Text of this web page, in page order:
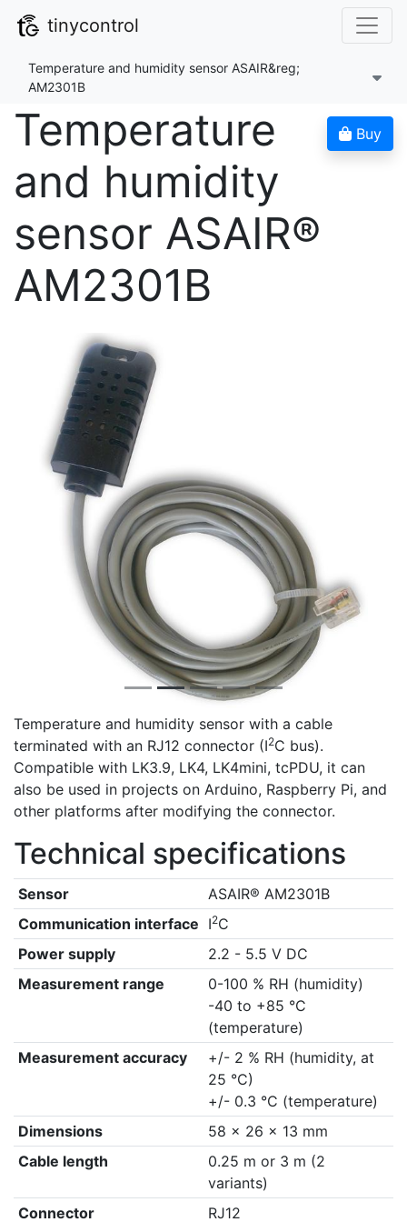
tinycontrol
Temperature and humidity sensor ASAIR&reg;
AM2301B
Temperature
and humidity
sensor ASAIR®
AM2301B
Buy
Temperature and humidity sensor with a cable
terminated with an RJ12 connector (I2C bus).
Compatible with LK3.9, LK4, LK4mini, tcPDU, it can
also be used in projects on Arduino, Raspberry Pi, and
other platforms after modifying the connector.
Technical specifications
Sensor
ASAIR® AM2301B
Communication interface I2C
Power supply
2.2 - 5.5 V DC
Measurement range
0-100 % RH (humidity)
-40 to +85 °C
(temperature)
Measurement accuracy
+/- 2 % RH (humidity, at
25 °C)
+/- 0.3 °C (temperature)
Dimensions
58 x 26 x 13 mm
Cable length
0.25 m or 3 m (2
variants)
Connector
RJ12